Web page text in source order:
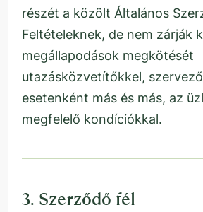
részét a közölt Általános
Feltételeknek, de nem zárják
megállapodások megkötését
utazásközvetítőkkel,
esetenként más és más, az
megfelelő kondíciókkal.
3. Szerződő fél